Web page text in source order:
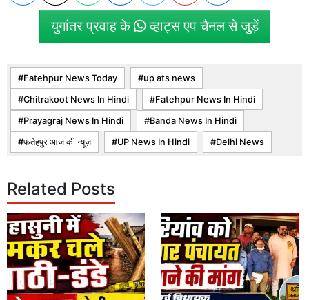
युगांतर प्रवाह के व्हाट्स एप चैनल से जुड़ें
Fatehpur News Today up ats news
Chitrakoot News In Hindi Fatehpur News In Hindi
Prayagraj News In Hindi Banda News In Hindi
फतेहपुर आज की न्यूज़ UP News In Hindi Delhi News
Related Posts